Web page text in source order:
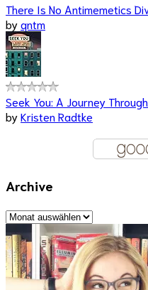
There Is No Antimemetics
byqntm
Seek You: A Journey
byKristen Radtke
Archive
Archive